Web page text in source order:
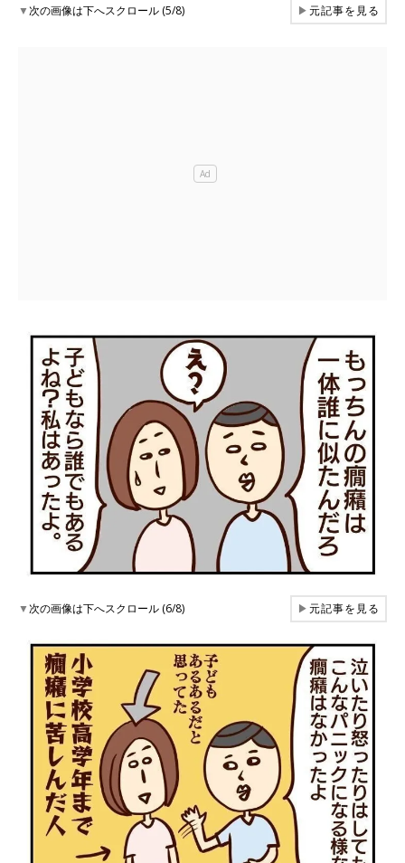
▼次の画像は下へスクロール (5/8) ▶元記事を見る
▼次の画像は下へスクロール (6/8) ▶元記事を見る